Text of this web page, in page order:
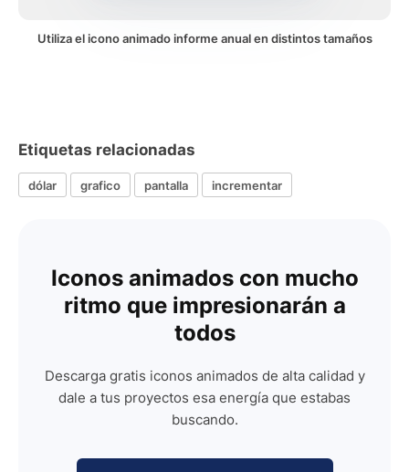
Utiliza el icono animado informe anual en distintos tamaños
Etiquetas relacionadas
dólar grafico pantalla incrementar
Iconos animados con mucho
ritmo que impresionarán a
todos
Descarga gratis iconos animados de alta calidad y
dale a tus proyectos esa energía que estabas
buscando.